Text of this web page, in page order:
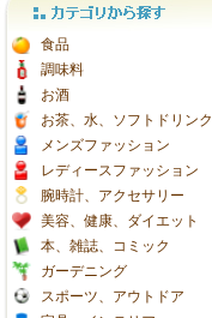
カテゴリから探す
食品
調味料
お酒
お茶、水、ソフトドリンク
メンズファッション
レディースファッション
腕時計、アクセサリー
美容、健康、ダイエット
本、雑誌、コミック
ガーデニング
スポーツ、アウトドア